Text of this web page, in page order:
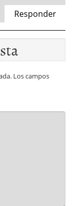
Responder
Los campos